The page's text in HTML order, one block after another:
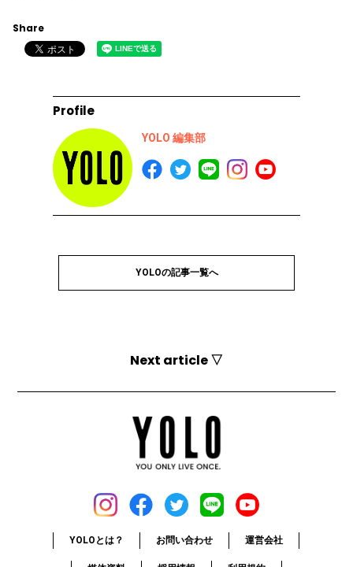
Share
Profile
YOLO 編集部
YOLOの記事一覧へ
Next article ▽
YOLOとは？ お問い合わせ 運営会社